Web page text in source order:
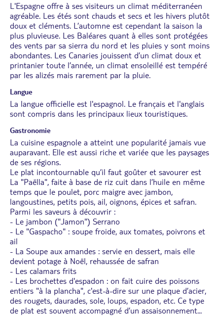
L'Espagne offre à ses visiteurs un climat méditerranéen
agréable. Les étés sont chauds et secs et les hivers plutôt
doux et cléments. L’automne est cependant la saison la
plus pluvieuse. Les Baléares quant à elles sont protégées
des vents par sa sierra du nord et les pluies y sont moins
abondantes. Les Canaries jouissent d’un climat doux et
printanier toute l’année, un climat ensoleillé est tempéré
par les alizés mais rarement par la pluie.
Langue
La langue officielle est l'espagnol. Le français et l'anglais
sont compris dans les principaux lieux touristiques.
Gastronomie
La cuisine espagnole a atteint une popularité jamais vue
auparavant. Elle est aussi riche et variée que les paysages
de ses régions.
Le plat incontournable qu’il faut goûter et savourer est
La "Paëlla", faite à base de riz cuit dans l’huile en même
temps que le poulet, porc maigre avec jambon,
langoustines, petits pois, ail, oignons, épices et safran.
Parmi les saveurs à découvrir :
- Le jambon ("Jamon") Serrano
- Le "Gaspacho" : soupe froide, aux tomates, poivrons et
ail
- La Soupe aux amandes : servie en dessert, mais elle
devient potage à Noël, rehaussée de safran
- Les calamars frits
- Les brochettes d'espadon : on fait cuire des poissons
entiers "à la plancha", c'est-à-dire sur une plaque d’acier,
des rougets, daurades, sole, loups, espadon, etc. Ce type
de plat est souvent accompagné d’un assaisonnement...